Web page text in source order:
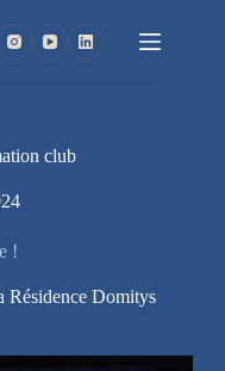
club
!
Résidence Domitys